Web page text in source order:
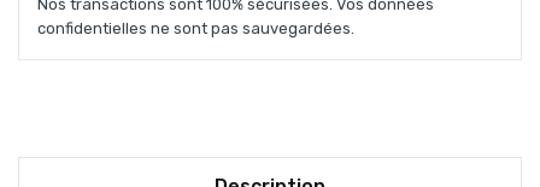
Nos transactions sont 100% sécurisées. Vos données
confidentielles ne sont pas sauvegardées.